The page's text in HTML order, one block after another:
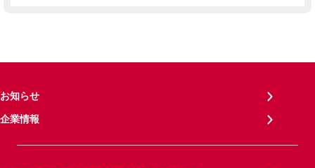
お知らせ
企業情報